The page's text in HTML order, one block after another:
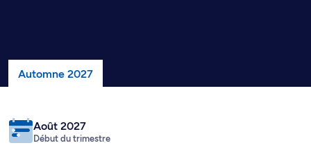
Automne 2027
Août 2027
Début du trimestre